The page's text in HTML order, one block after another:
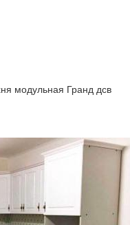
модульная Гранд дсв